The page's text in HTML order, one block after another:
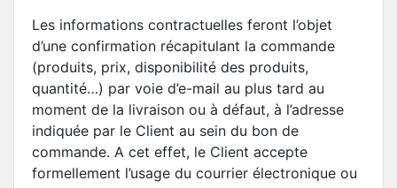
Les informations contractuelles feront l’objet
d’une confirmation récapitulant la commande
(produits, prix, disponibilité des produits,
quantité…) par voie d’e-mail au plus tard au
moment de la livraison ou à défaut, à l’adresse
indiquée par le Client au sein du bon de
commande. A cet effet, le Client accepte
formellement l’usage du courrier électronique ou